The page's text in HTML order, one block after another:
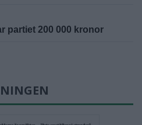
partiet 200 000 kronor